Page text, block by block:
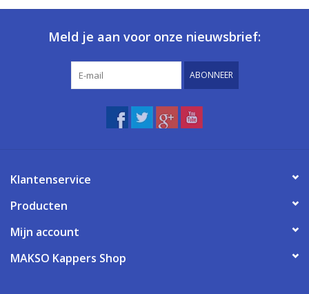
Meld je aan voor onze nieuwsbrief:
ABONNEER
Klantenservice
Producten
Mijn account
MAKSO Kappers Shop